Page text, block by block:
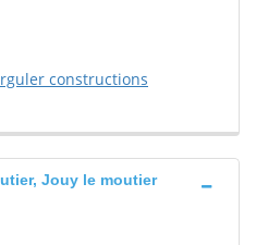
constructions
Jouy le moutier